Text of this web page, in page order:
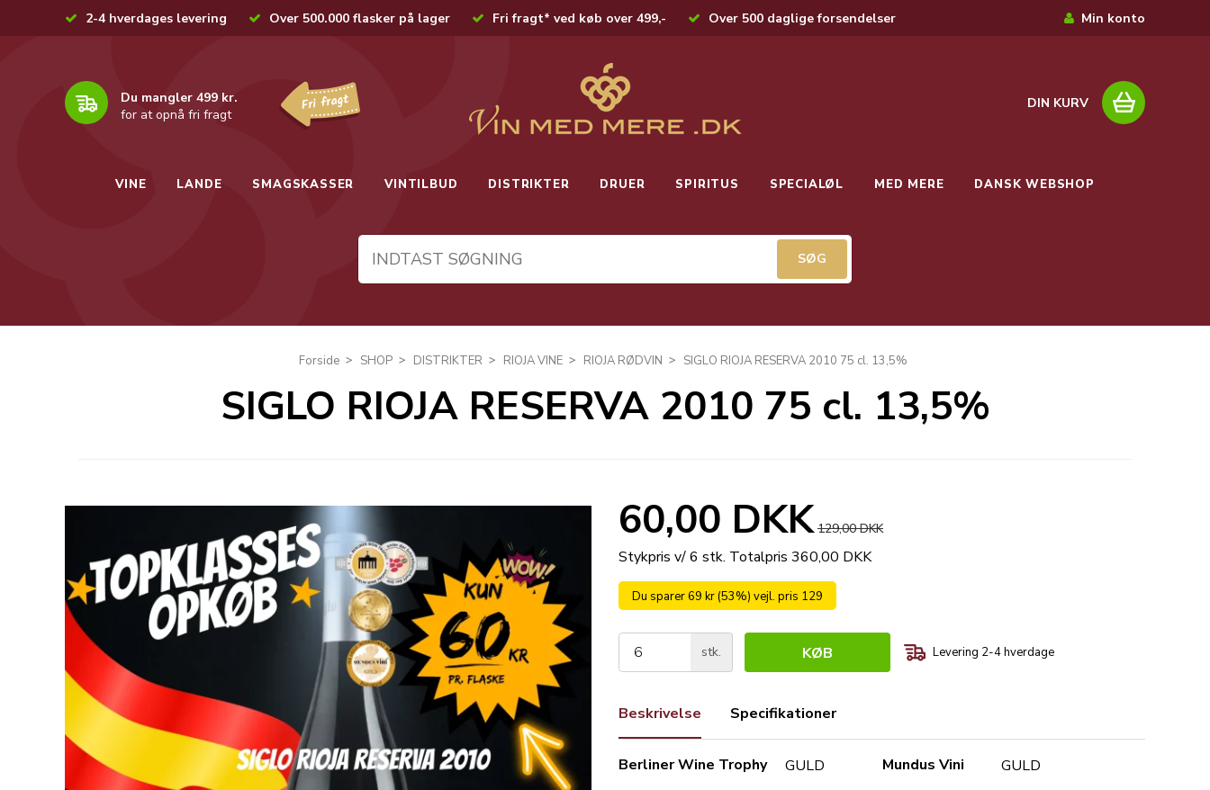
2-4 hverdages levering Over 500.000 flasker på lager Fri fragt* ved køb over 499,- Over 500 daglige forsendelser Min konto
Du mangler 499 kr.
for at opnå fri fragt
DIN KURV
VINE LANDE SMAGSKASSER VINTILBUD DISTRIKTER DRUER SPIRITUS SPECIALØL MED MERE DANSK WEBSHOP
Forside SHOP DISTRIKTER RIOJA VINE RIOJA RØDVIN SIGLO RIOJA RESERVA 2010 75 cl. 13,5%
SIGLO RIOJA RESERVA 2010 75 cl. 13,5%
60,00 DKK 129,00 DKK
Stykpris v/ 6 stk. Totalpris 360,00 DKK
Du sparer 69 kr (53%) vejl. pris 129
stk. KØB Levering 2-4 hverdage
Beskrivelse Specifikationer
Berliner Wine Trophy GULD Mundus Vini
GULD